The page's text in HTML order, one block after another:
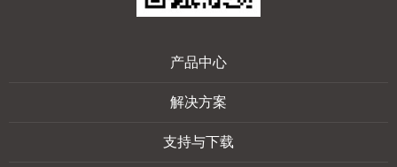
产品中心
解决方案
支持与下载